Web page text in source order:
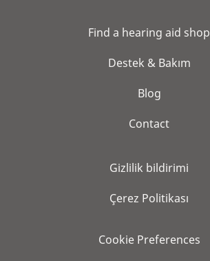
Find a hearing aid shop
Destek & Bakım
Blog
Contact
Gi̇zli̇li̇k bi̇ldi̇ri̇mi̇
Çerez Politikası
Cookie Preferences